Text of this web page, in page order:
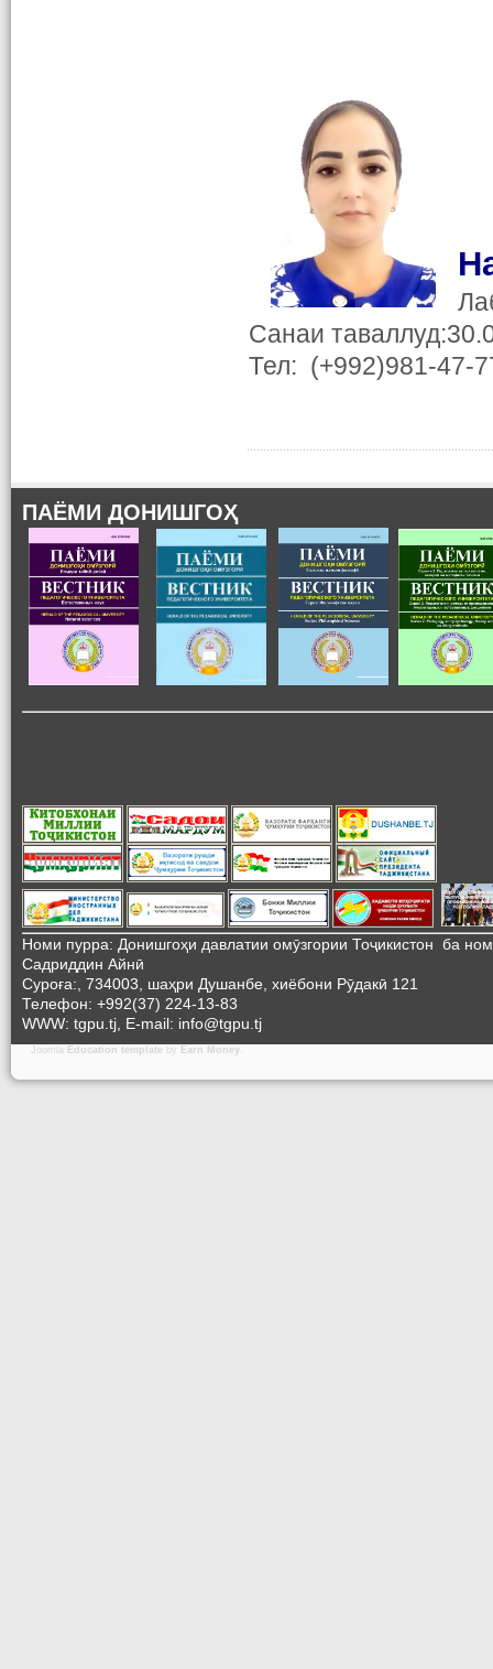
Санаи
Тел: (+992)981-47-
ПАЁМИ ДОНИШГОҲ
Номи пурра: Донишгоҳи давлатии омӯзгории Тоҷикистон ба
Садриддин Айнӣ
Суроға:, 734003, шаҳри Душанбе, хиёбони Рӯдакӣ 121
Телефон: +992(37) 224-13-83
WWW: tgpu.tj, E-mail: info@tgpu.tj
Joomla Education template by Earn Money